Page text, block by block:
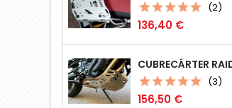
(2)
Precio
136,40 €
(3)
Precio
156,50 €